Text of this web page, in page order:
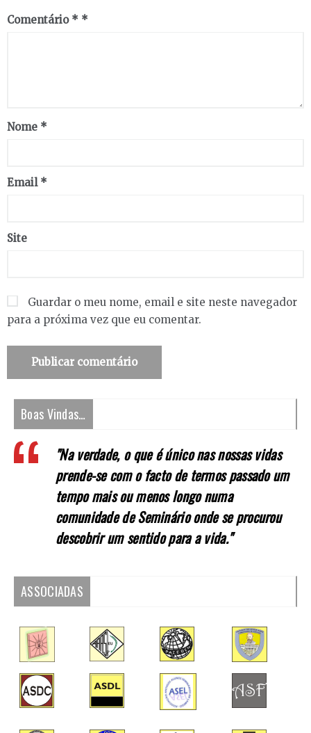
Comentário *
Nome *
Email *
Site
Guardar o meu nome, email e site neste navegador
para a próxima vez que eu comentar.
Boas Vindas…
"Na verdade, o que é único nas nossas vidas
prende-se com o facto de termos passado um
tempo mais ou menos longo numa
comunidade de Seminário onde se procurou
descobrir um sentido para a vida."
ASSOCIADAS